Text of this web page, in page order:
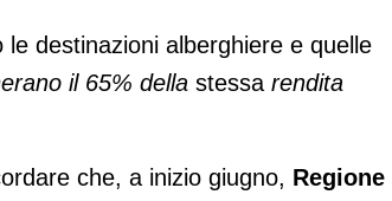
destinazioni alberghiere e quelle
il 65% della stessarendita
che, a inizio giugno, Regione